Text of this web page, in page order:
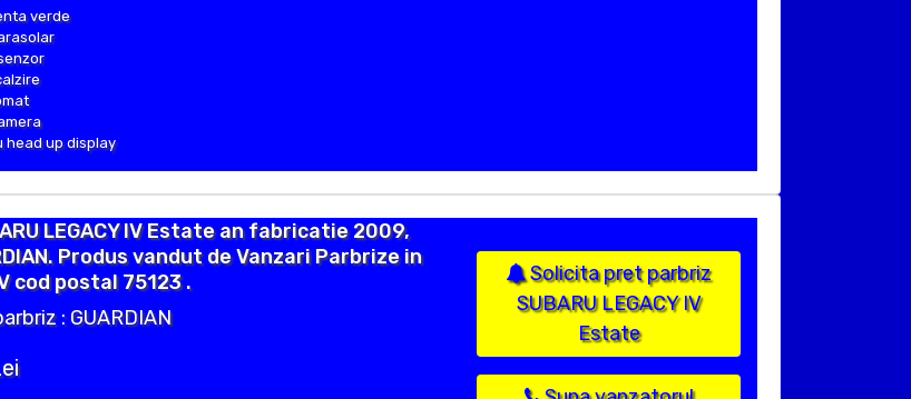
verde
head up display
LEGACY IV Estate an fabricatie 2009,
Produs vandut de Vanzari Parbrize in
cod postal 75123 .
: GUARDIAN
Solicita pret parbriz
SUBARU LEGACY IV
Estate